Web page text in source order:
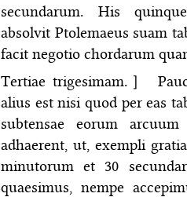
secundarum. His
absolvit Ptolemaeus suam
facit negotio chordarum
Tertiae trigesimam.］
alius est nisi quod per eas
subtensae eorum
adhaerent, ut, exempli
minutorum et 30
quaesimus, nempe